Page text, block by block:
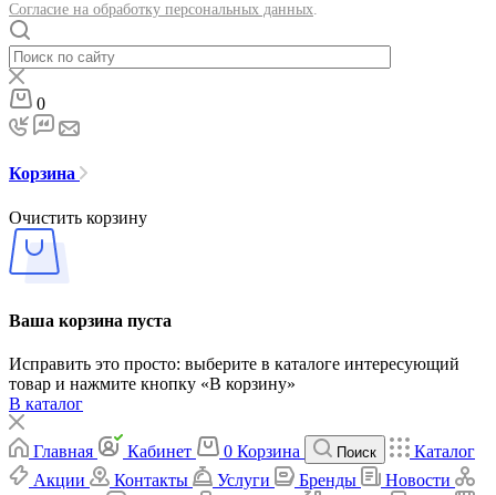
Согласие на обработку персональных данных.
0
Корзина
Очистить корзину
Ваша корзина пуста
Исправить это просто: выберите в каталоге интересующий
товар и нажмите кнопку «В корзину»
В каталог
Главная Кабинет 0 Корзина Поиск
Каталог
Акции
Контакты Услуги Бренды Новости